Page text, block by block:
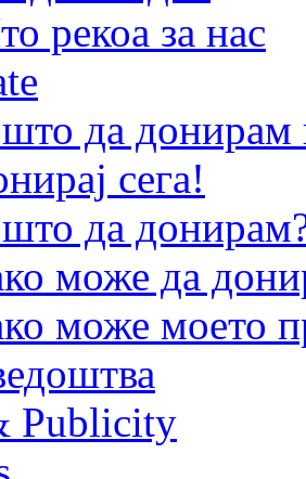
рекоа за нас
да
сега!
да
може да
може моето
Publicity